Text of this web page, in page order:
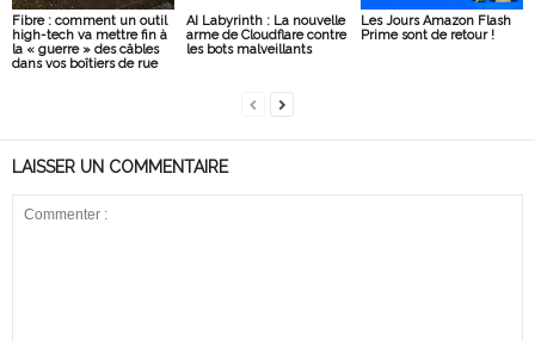
Fibre : comment un outil
high-tech va mettre fin à
la « guerre » des câbles
dans vos boîtiers de rue
AI Labyrinth : La nouvelle
arme de Cloudflare contre
les bots malveillants
Les Jours Amazon Flash
Prime sont de retour !
LAISSER UN COMMENTAIRE